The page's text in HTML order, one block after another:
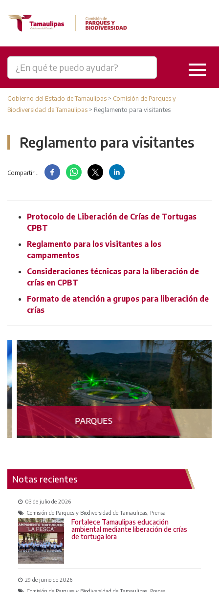
Gobierno del Estado de Tamaulipas > Comisión de Parques y
Biodiversidad de Tamaulipas > Reglamento para visitantes
Reglamento para visitantes
Compartir...
Protocolo de Liberación de Crías de Tortugas
CPBT
Reglamento para los visitantes a los
campamentos
Consideraciones técnicas para la liberación de
crías en CPBT
Formato de atención a grupos para liberación de
crías
PARQUES
Notas recientes
03 de julio de 2026
Comisión de Parques y Biodiversidad de Tamaulipas, Prensa
Fortalece Tamaulipas educación
ambiental mediante liberación de crías
de tortuga lora
29 de junio de 2026